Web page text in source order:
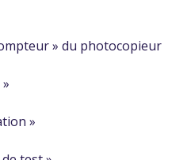
» du photocopieur
»